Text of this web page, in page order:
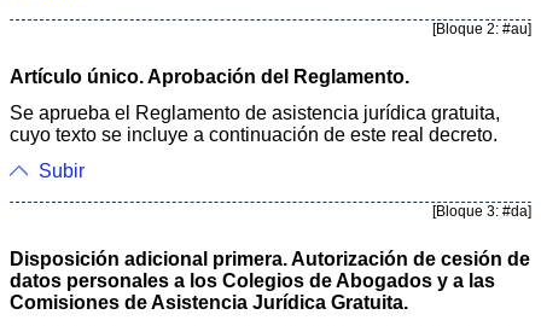
[Bloque 2: #au]
Artículo único. Aprobación del Reglamento.
Se aprueba el Reglamento de asistencia jurídica gratuita,
cuyo texto se incluye a continuación de este real decreto.
Subir
[Bloque 3: #da]
Disposición adicional primera. Autorización de cesión de
datos personales a los Colegios de Abogados y a las
Comisiones de Asistencia Jurídica Gratuita.